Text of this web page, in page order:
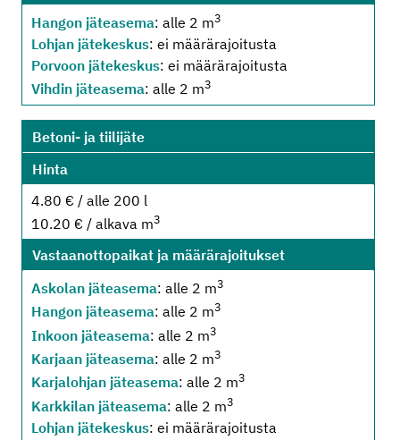
Hangon jäteasema: alle 2 m3
Lohjan jätekeskus: ei määrärajoitusta
Porvoon jätekeskus: ei määrärajoitusta
Vihdin jäteasema: alle 2 m3
Betoni- ja tiilijäte
Hinta
4.80 € / alle 200 l
10.20 € / alkava m3
Vastaanottopaikat ja määrärajoitukset
Askolan jäteasema: alle 2 m3
Hangon jäteasema: alle 2 m3
Inkoon jäteasema: alle 2 m3
Karjaan jäteasema: alle 2 m3
Karjalohjan jäteasema: alle 2 m3
Karkkilan jäteasema: alle 2 m3
Lohjan jätekeskus: ei määrärajoitusta